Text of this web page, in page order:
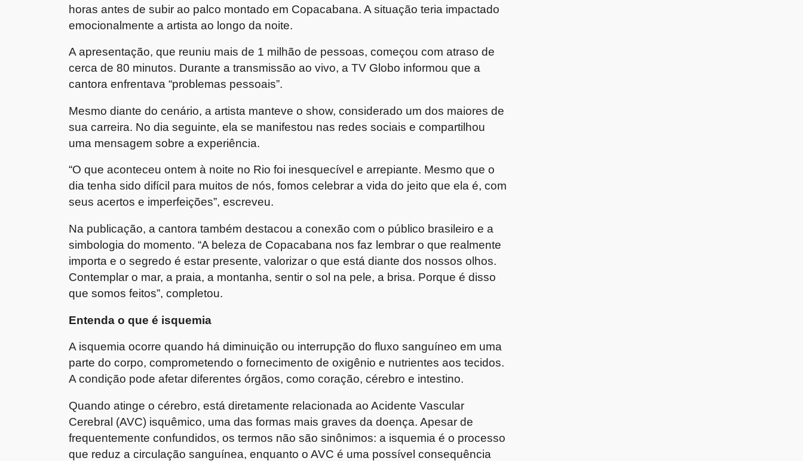
horas antes de subir ao palco montado em Copacabana. A situação teria impactado
emocionalmente a artista ao longo da noite.
A apresentação, que reuniu mais de 1 milhão de pessoas, começou com atraso de
cerca de 80 minutos. Durante a transmissão ao vivo, a TV Globo informou que a
cantora enfrentava “problemas pessoais”.
Mesmo diante do cenário, a artista manteve o show, considerado um dos maiores de
sua carreira. No dia seguinte, ela se manifestou nas redes sociais e compartilhou
uma mensagem sobre a experiência.
“O que aconteceu ontem à noite no Rio foi inesquecível e arrepiante. Mesmo que o
dia tenha sido difícil para muitos de nós, fomos celebrar a vida do jeito que ela é, com
seus acertos e imperfeições”, escreveu.
Na publicação, a cantora também destacou a conexão com o público brasileiro e a
simbologia do momento. “A beleza de Copacabana nos faz lembrar o que realmente
importa e o segredo é estar presente, valorizar o que está diante dos nossos olhos.
Contemplar o mar, a praia, a montanha, sentir o sol na pele, a brisa. Porque é disso
que somos feitos”, completou.
Entenda o que é isquemia
A isquemia ocorre quando há diminuição ou interrupção do fluxo sanguíneo em uma
parte do corpo, comprometendo o fornecimento de oxigênio e nutrientes aos tecidos.
A condição pode afetar diferentes órgãos, como coração, cérebro e intestino.
Quando atinge o cérebro, está diretamente relacionada ao Acidente Vascular
Cerebral (AVC) isquêmico, uma das formas mais graves da doença. Apesar de
frequentemente confundidos, os termos não são sinônimos: a isquemia é o processo
que reduz a circulação sanguínea, enquanto o AVC é uma possível consequência